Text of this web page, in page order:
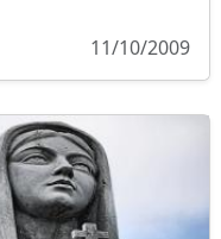
11/10/2009